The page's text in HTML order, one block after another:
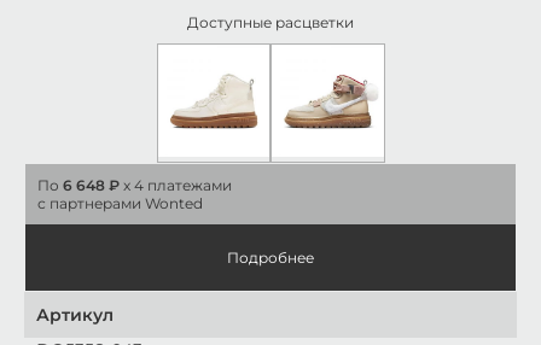
Доступные расцветки
По 6 648 ₽ x 4 платежами
с партнерами Wonted
Подробнее
Артикул